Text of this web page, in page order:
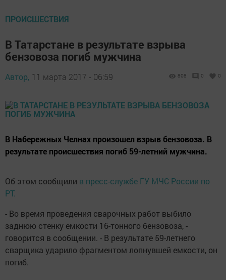
ПРОИСШЕСТВИЯ
В Татарстане в результате взрыва
бензовоза погиб мужчина
Автор, 11 марта 2017 - 06:59 808 0 0
В Набережных Челнах произошел взрыв бензовоза. В
результате происшествия погиб 59-летний мужчина.
Об этом сообщили в пресс-службе ГУ МЧС России по
РТ.
- Во время проведения сварочных работ выбило
заднюю стенку емкости 16-тонного бензовоза, -
говорится в сообщении. - В результате 59-летнего
сварщика ударило фрагментом лопнувшей емкости, он
погиб.